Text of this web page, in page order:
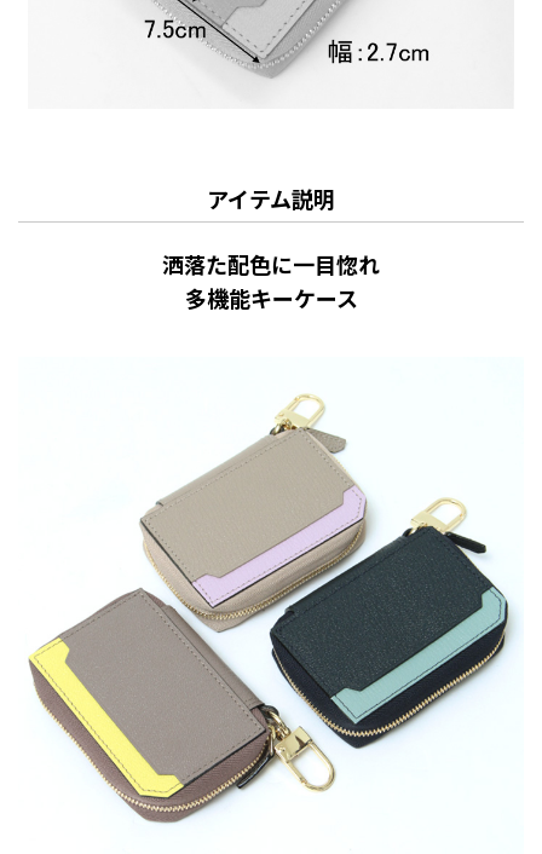
アイテム説明
洒落た配色に一目惚れ
多機能キーケース